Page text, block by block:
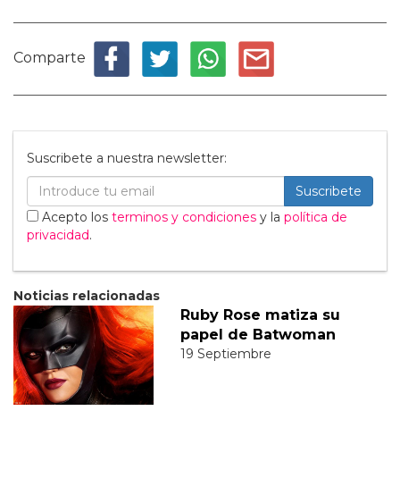
Comparte
Suscribete a nuestra newsletter:
Suscribete
Acepto los terminos y condiciones y la política de
privacidad.
Noticias relacionadas
Ruby Rose matiza su
papel de Batwoman
19 Septiembre